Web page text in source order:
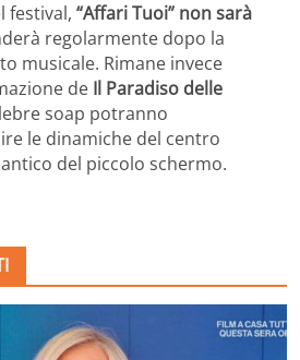
festival, “Affari Tuoi” non sarà
regolarmente dopo la
musicale. Rimane invece
de Il Paradiso delle
soap potranno
le dinamiche del centro
del piccolo schermo.